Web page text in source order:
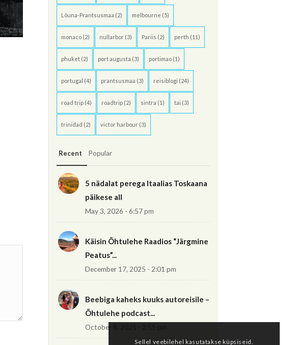
Lõuna-Prantsusmaa (2) melbourne (5)
monaco(2) nullarbor(3) Pariis (2) perth (11)
phuket(2) port augusta (3) portimao(1)
portugal (4) prantsusmaa (3) reisiblogi (24)
road trip(4) roadtrip(2) sintra (1) tai (3)
trinidad (2) victor harbour(3)
Recent Popular
5 nädalat perega Itaalias Toskaana
päikese all
May 3, 2026 - 6:57 pm
Käisin Õhtulehe Raadios “Järgmine
Peatus”...
December 17, 2025 - 2:01 pm
Beebiga kaheks kuuks autoreisile –
Õhtulehe podcast...
October 8, 2025 - 2:55 pm
Sellel veebilehel kasutatakse küpsiseid.